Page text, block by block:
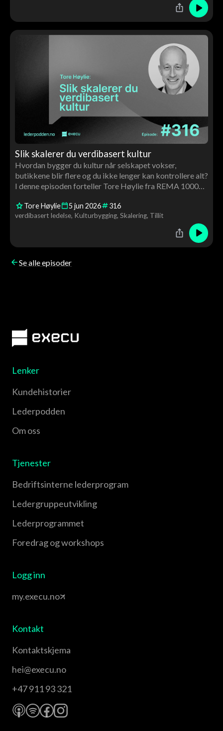
Slik skalerer du verdibasert kultur
Hvordan bygger du kultur når selskapet vokser,
butikkene blir flere og du ikke lenger kan kontrollere alt?
I denne episoden forteller Tore Høylie fra REMA 1000
struktur for å skalere kultur i stor skala. Samtalen handler
også om franchising, lederutvikling, AI og hvorfor
Harvard Business School bruker REMA som case.
Tore Høylie 5 jun 2026 316
verdibasert ledelse Kulturbygging Skalering Tillit
Se alle episoder
Lenker
Kundehistorier
Lederpodden
Om oss
Tjenester
Bedriftsinterne lederprogram
Leder­gruppe­utvikling
Leder­programmet
Foredrag og workshops
Logg inn
my.execu.no
Kontakt
Kontaktskjema
hei@execu.no
+47 911 93 321